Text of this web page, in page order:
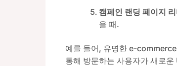
캠페인 랜딩 페이지
을 때.
예를 들어, 유명한 e-
통해 방문하는 사용자가 새로